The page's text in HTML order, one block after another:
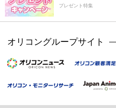
プレゼント特集
オリコングループサイト